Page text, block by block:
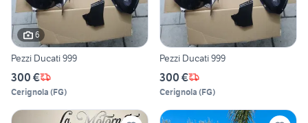
6
Pezzi Ducati 999
300 €
Cerignola (FG)
Pezzi Ducati 999
300 €
Cerignola (FG)